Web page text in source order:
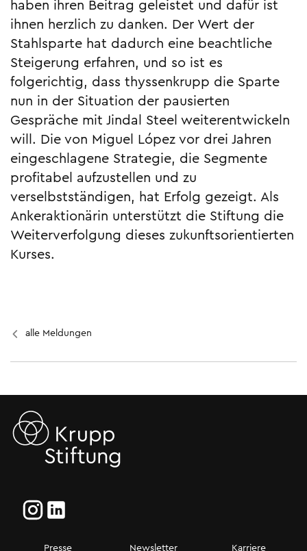
haben ihren Beitrag geleistet und dafür ist
ihnen herzlich zu danken. Der Wert der
Stahlsparte hat dadurch eine beachtliche
Steigerung erfahren, und so ist es
folgerichtig, dass thyssenkrupp die Sparte
nun in der Situation der pausierten
Gespräche mit Jindal Steel weiterentwickeln
will. Die von Miguel López vor drei Jahren
eingeschlagene Strategie, die Segmente
profitabel aufzustellen und zu
verselbstständigen, hat Erfolg gezeigt. Als
Ankeraktionärin unterstützt die Stiftung die
Weiterverfolgung dieses zukunftsorientierten
Kurses.
alle Meldungen
Presse Newsletter Karriere